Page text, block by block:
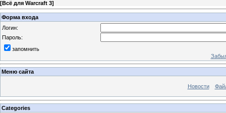
[Всё для Warcraft 3]
Форма входа
Логин:
Пароль:
запомнить
Меню сайта
Новости
Categories